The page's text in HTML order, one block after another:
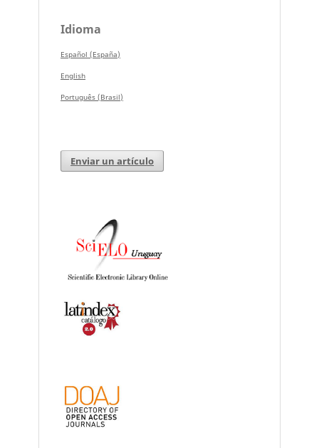
Idioma
Español (España)
English
Português (Brasil)
Enviar un artículo